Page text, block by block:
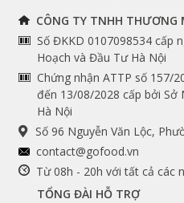
THÔNG TIN
Chính sách và quy định
chung
Hướng dẫn đặt hàng
Cam kết chất lượng
CÔNG TY TNHH THƯƠNG
Số ĐKKD 0107098534 cấp
Hoạch và Đầu Tư Hà Nội
Chứng nhận ATTP số 157/
đến 13/08/2028 cấp bởi
Hà Nội
Số 96 Nguyễn Văn Lộc,
contact@gofood.vn
Từ 08h - 20h với tất cả các
TỔNG ĐÀI HỖ TRỢ